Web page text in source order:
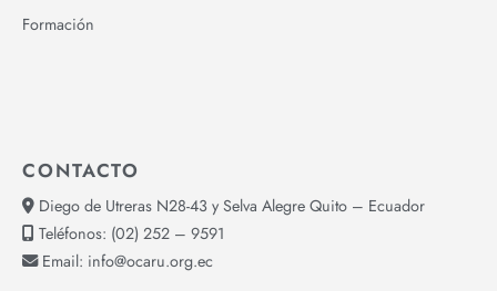
Formación
CONTACTO
Diego de Utreras N28-43 y Selva Alegre Quito – Ecuador
Teléfonos: (02) 252 – 9591
Email: info@ocaru.org.ec